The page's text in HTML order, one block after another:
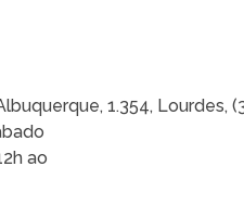
1.354, Lourdes,
ao